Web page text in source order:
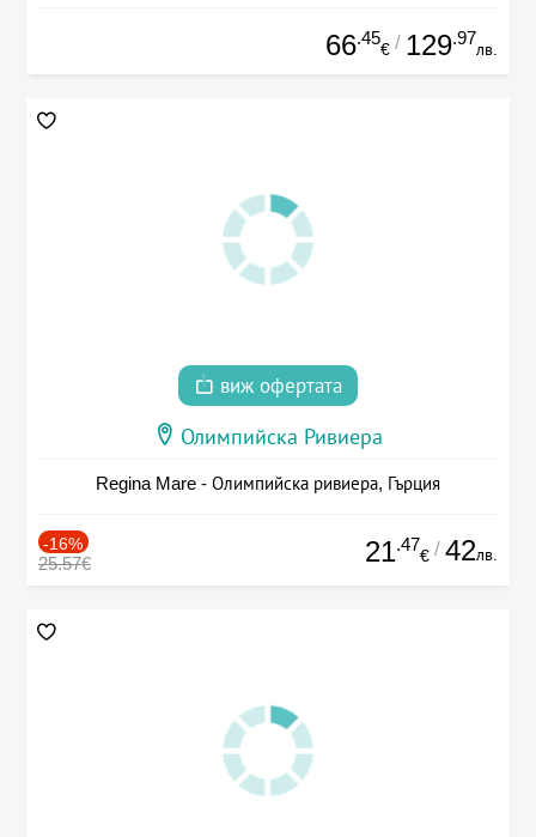
66.45
€ / 129.97
лв.
виж офертата
Олимпийска Ривиера
Regina Mare - Олимпийска ривиера, Гърция
-16%
25.57€ 21.47
€ / 42лв.